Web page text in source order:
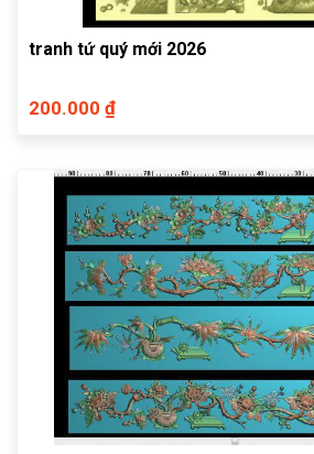
tranh tứ quý mới 2026
200.000 ₫